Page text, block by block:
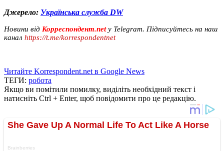
Джерело: Українська служба DW
Новини від Корреспондент.netу Telegram. Підписуйтесь на наш
канал https://t.me/korrespondentnet
Читайте Korrespondent.net в Google News
ТЕГИ: робота
Якщо ви помітили помилку, виділіть необхідний текст і
натисніть Ctrl + Enter, щоб повідомити про це редакцію.